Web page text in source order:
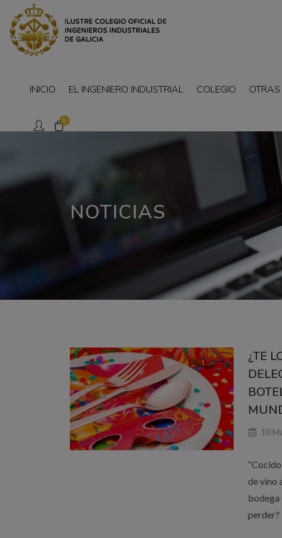
0
INICIO EL INGENIERO INDUSTRIAL COLEGIO
NOTICIAS
¿TE
10
de vino
bodega
perder?